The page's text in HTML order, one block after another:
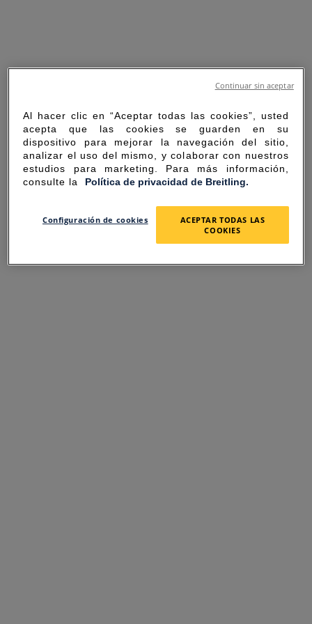
SORRY FOR THE
INCONVENIENCE
Al hacer clic en “Aceptar todas las cookies”, usted
acepta que las cookies se guarden en su
dispositivo para mejorar la navegación del sitio,
analizar el uso del mismo, y colaborar con nuestros
estudios para marketing. Para más información,
consulte la Política de privacidad de Breitling.
Configuración de cookies
ACEPTAR TODAS LAS
COOKIES
Continuar sin aceptar